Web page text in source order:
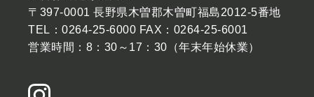
〒397-0001 長野県木曽郡木曽町福島2012-5番地
TEL：0264-25-6000 FAX：0264-25-6001
営業時間：8：30～17：30（年末年始休業）